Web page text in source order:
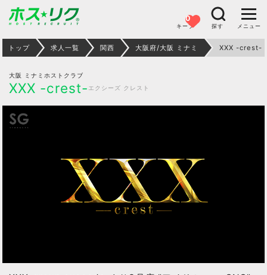
0
キープ 探す メニュー
トップ 求人一覧 関西 大阪府/大阪 ミナミ XXX -crest-
大阪 ミナミホストクラブ
XXX -crest- エクシーズ クレスト